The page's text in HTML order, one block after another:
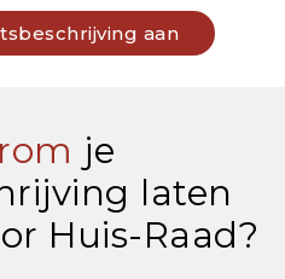
aan
je
laten
Huis-Raad?